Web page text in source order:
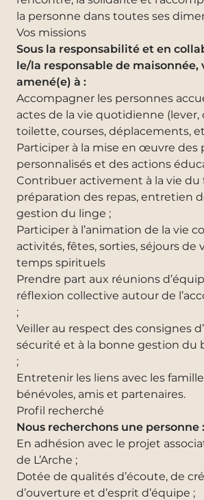
la personne dans toutes ses
Vos missions
Sous la responsabilité et en
le/la responsable de maisonnée,
amené(e) à :
Accompagner les personnes
actes de la vie quotidienne (lever,
toilette, courses, déplacements,
Participer à la mise en œuvre des
personnalisés et des actions
Contribuer activement à la vie du
préparation des repas, entretien
gestion du linge ;
Participer à l’animation de la vie
activités, fêtes, sorties, séjours de
temps spirituels
Prendre part aux réunions
réflexion collective autour de
;
Veiller au respect des consignes
sécurité et à la bonne gestion du
;
Entretenir les liens avec les
bénévoles, amis et partenaires.
Profil recherché
Nous recherchons une personne :
En adhésion avec le projet
de L’Arche ;
Dotée de qualités d’écoute, de
d’ouverture et d’esprit d’équipe ;